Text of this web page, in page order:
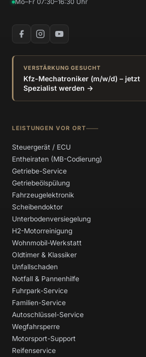
Mo–Fr 07:30–16:30 Uhr
VERSTÄRKUNG GESUCHT
Kfz-Mechatroniker (m/w/d) – jetzt
Spezialist werden →
LEISTUNGEN VOR ORT
Steuergerät / ECU
Entheiraten (MB-Codierung)
Getriebe-Service
Getriebeölspülung
Fahrzeugelektronik
Scheibendoktor
Unterbodenversiegelung
H2-Motorreinigung
Wohnmobil-Werkstatt
Oldtimer & Klassiker
Unfallschaden
Notfall & Pannenhilfe
Fuhrpark-Service
Familien-Service
Autoschlüssel-Service
Wegfahrsperre
Motorsport-Support
Reifenservice